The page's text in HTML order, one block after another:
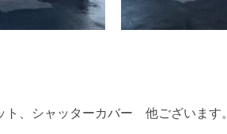
、シャッターカバー 他ございます。